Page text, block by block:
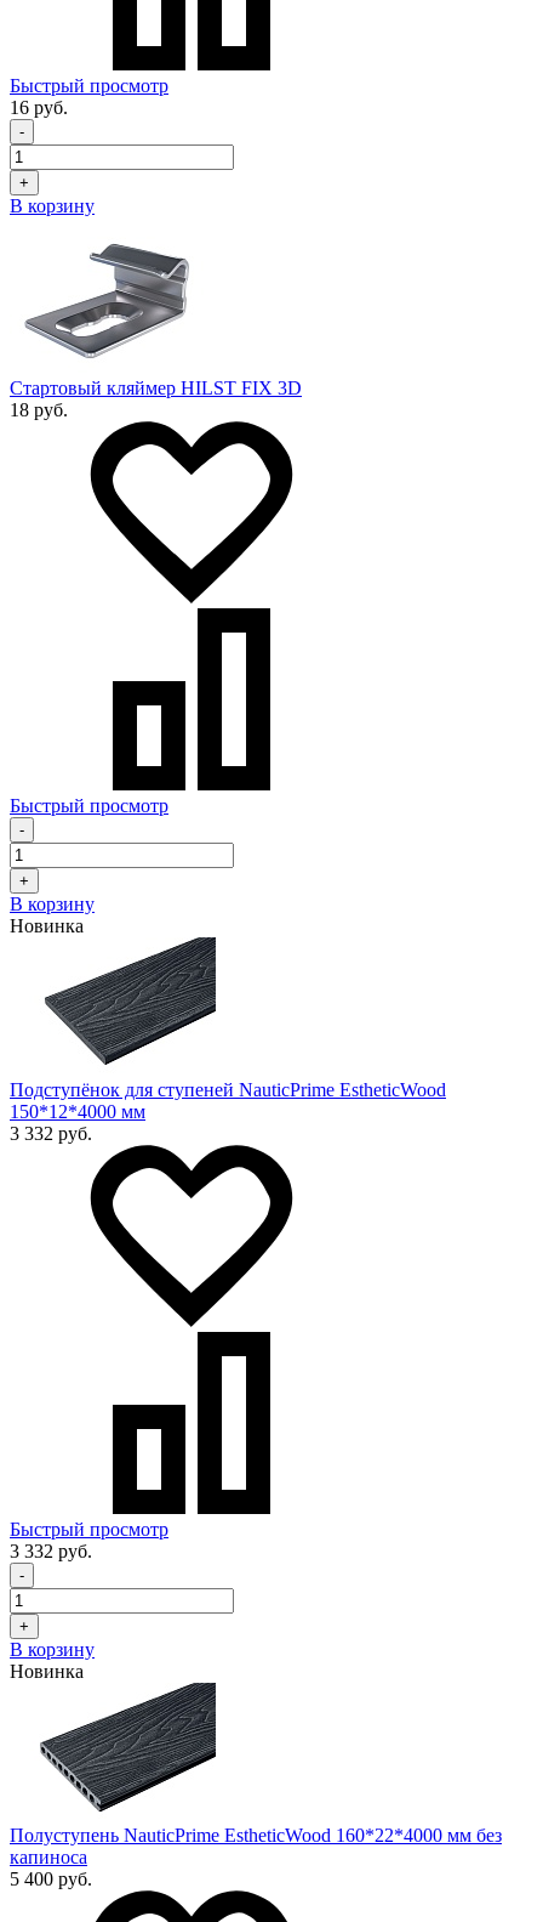
Быстрый просмотр
16 руб.
-
+
В корзину
Стартовый кляймер HILST FIX 3D
18 руб.
Быстрый просмотр
-
+
В корзину
Новинка
Подступёнок для ступеней NauticPrime EstheticWood
150*12*4000 мм
3 332 руб.
Быстрый просмотр
3 332 руб.
-
+
В корзину
Новинка
Полуступень NauticPrime EstheticWood 160*22*4000 мм без
капиноса
5 400 руб.